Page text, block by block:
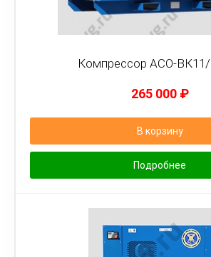
Компрессор АСО-ВК11/
265 000 ₽
В корзину
Подробнее